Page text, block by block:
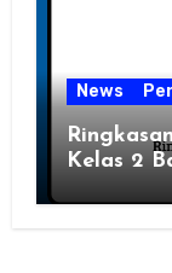
News
Kelas 2